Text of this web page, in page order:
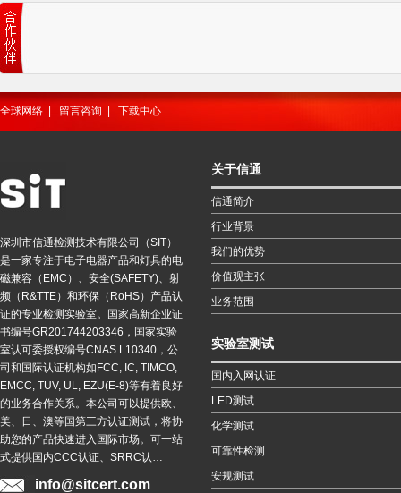
全球网络 留言咨询 下载中心
深圳市信通检测技术有限公司（SIT）
是一家专注于电子电器产品和灯具的电
磁兼容（EMC）、安全(SAFETY)、射
频（R&TTE）和环保（RoHS）产品认
证的专业检测实验室。国家高新企业证
书编号GR201744203346，国家实验
室认可委授权编号CNAS L10340，公
司和国际认证机构如FCC, IC, TIMCO,
EMCC, TUV, UL, EZU(E-8)等有着良好
的业务合作关系。本公司可以提供欧、
美、日、澳等国第三方认证测试，将协
助您的产品快速进入国际市场。可一站
式提供国内CCC认证、SRRC认…
info@sitcert.com
关于信通
信通简介
行业背景
我们的优势
价值观主张
业务范围
实验室测试
国内入网认证
LED测试
化学测试
可靠性检测
安规测试